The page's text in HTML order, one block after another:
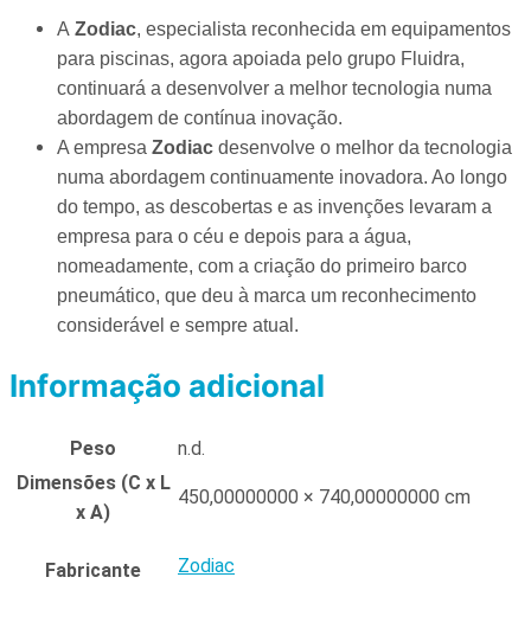
A Zodiac, especialista reconhecida em equipamentos
para piscinas, agora apoiada pelo grupo Fluidra,
continuará a desenvolver a melhor tecnologia numa
abordagem de contínua inovação.
A empresa Zodiac desenvolve o melhor da tecnologia
numa abordagem continuamente inovadora. Ao longo
do tempo, as descobertas e as invenções levaram a
empresa para o céu e depois para a água,
nomeadamente, com a criação do primeiro barco
pneumático, que deu à marca um reconhecimento
considerável e sempre atual.
Informação adicional
Peso
n.d.
Dimensões (C x L
x A)
450,00000000 × 740,00000000 cm
Fabricante Zodiac